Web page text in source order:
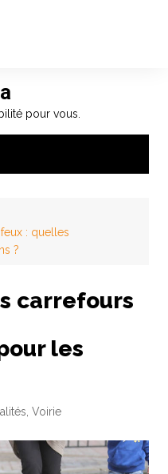
pour vous.
: quelles
?
carrefours
les
Voirie